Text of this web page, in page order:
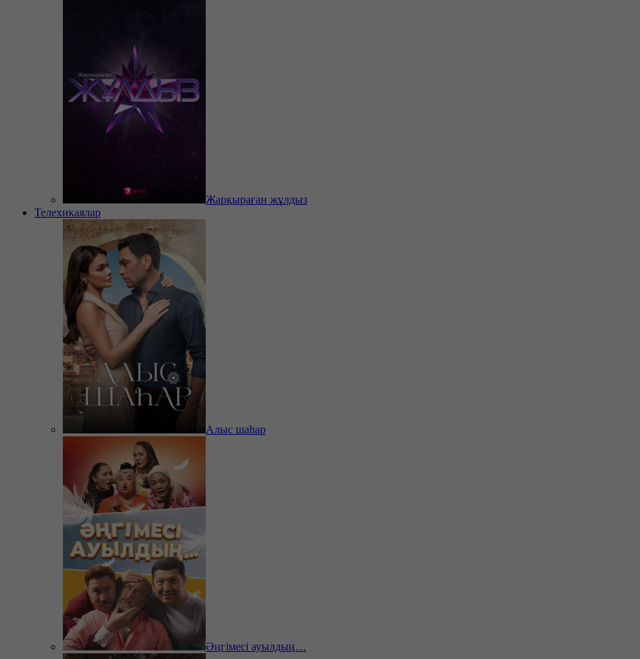
Жарқыраған жұлдыз
Телехикаялар
Алыс шаһар
Әңгімесі ауылдың…